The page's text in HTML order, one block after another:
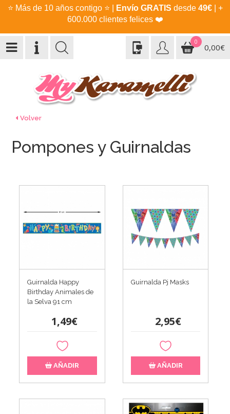
⭐ Más de 10 años contigo ⭐ Envío GRATIS desde 49€| +
600.000 clientes felices ❤️
0
0,00€
Volver
Pompones y Guirnaldas
Guirnalda Happy
Birthday Animales de
la Selva 91 cm
1,49€
AÑADIR
Guirnalda Pj Masks
2,95€
AÑADIR